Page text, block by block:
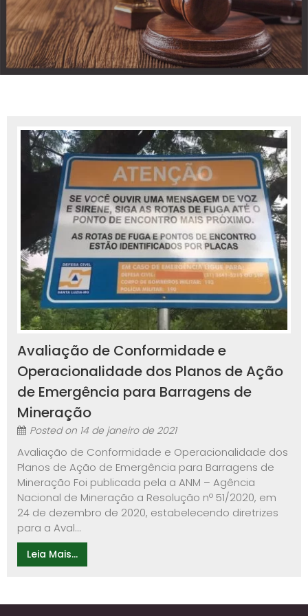
Avaliação de Conformidade e
Operacionalidade dos Planos de Ação
de Emergência para Barragens de
Mineração
Posted on 14 de janeiro de 2021
Avaliação de Conformidade e Operacionalidade dos
Planos de Ação de Emergência para Barragens de
Mineração Foi publicada pela a ANM – Agência
Nacional de Mineração a Resolução nº 51/2020, em
24 de dezembro de 2020, estabelecendo diretrizes
para a Aval...
Leia Mais...